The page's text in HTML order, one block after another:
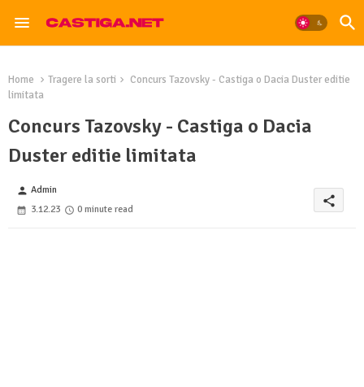
Home Tragere la sorti
Concurs Tazovsky - Castiga o Dacia Duster editie
limitata
Concurs Tazovsky - Castiga o Dacia
Duster editie limitata
person Admin
3.12.23
0 minute read
share